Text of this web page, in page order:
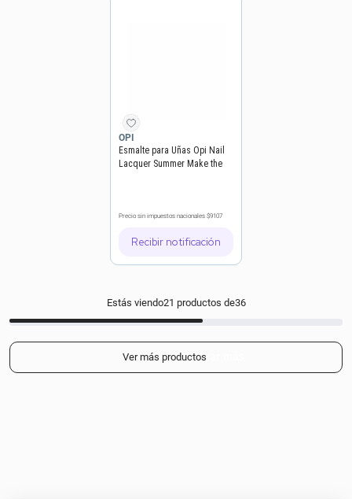
OPI
Esmalte para Uñas Opi Nail
Lacquer Summer Make the
Precio sin impuestos nacionales $9107
Recibir notificación
Estás viendo21 productos de36
Mostrar más